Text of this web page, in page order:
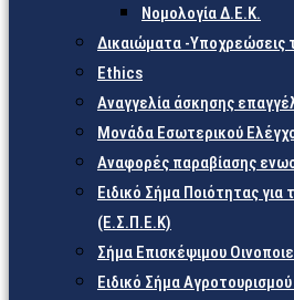
Νομολογία Δ.Ε.Κ.
Δικαιώματα -Υποχρεώσεις
Ethics
Αναγγελία άσκησης
Μονάδα Εσωτερικού
Αναφορές παραβίασης
Ειδικό Σήμα Ποιότητας για
(Ε.Σ.Π.Ε.Κ)
Σήμα Επισκέψιμου
Ειδικό Σήμα